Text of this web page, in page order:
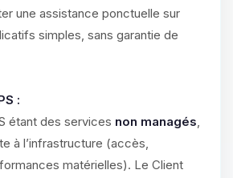
une assistance ponctuelle sur
simples, sans garantie de
:
étant des services non managés,
à l’infrastructure (accès,
matérielles). Le Client